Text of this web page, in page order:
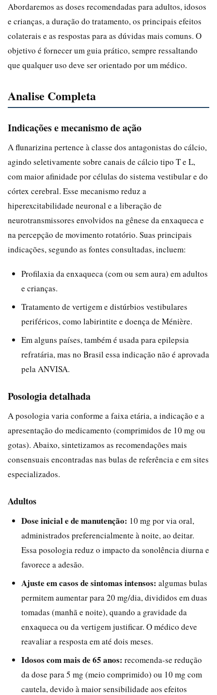
Abordaremos as doses recomendadas para adultos, idosos
e crianças, a duração do tratamento, os principais efeitos
colaterais e as respostas para as dúvidas mais comuns. O
objetivo é fornecer um guia prático, sempre ressaltando
que qualquer uso deve ser orientado por um médico.
Analise Completa
Indicações e mecanismo de ação
A flunarizina pertence à classe dos antagonistas do cálcio,
agindo seletivamente sobre canais de cálcio tipo T e L,
com maior afinidade por células do sistema vestibular e do
córtex cerebral. Esse mecanismo reduz a
hiperexcitabilidade neuronal e a liberação de
neurotransmissores envolvidos na gênese da enxaqueca e
na percepção de movimento rotatório. Suas principais
indicações, segundo as fontes consultadas, incluem:
Profilaxia da enxaqueca (com ou sem aura) em adultos
e crianças.
Tratamento de vertigem e distúrbios vestibulares
periféricos, como labirintite e doença de Ménière.
Em alguns países, também é usada para epilepsia
refratária, mas no Brasil essa indicação não é aprovada
pela ANVISA.
Posologia detalhada
A posologia varia conforme a faixa etária, a indicação e a
apresentação do medicamento (comprimidos de 10 mg ou
gotas). Abaixo, sintetizamos as recomendações mais
consensuais encontradas nas bulas de referência e em sites
especializados.
Adultos
Dose inicial e de manutenção: 10 mg por via oral,
administrados preferencialmente à noite, ao deitar.
Essa posologia reduz o impacto da sonolência diurna e
favorece a adesão.
Ajuste em casos de sintomas intensos: algumas bulas
permitem aumentar para 20 mg/dia, divididos em duas
tomadas (manhã e noite), quando a gravidade da
enxaqueca ou da vertigem justificar. O médico deve
reavaliar a resposta em até dois meses.
Idosos com mais de 65 anos: recomenda-se redução
da dose para 5 mg (meio comprimido) ou 10 mg com
cautela, devido à maior sensibilidade aos efeitos